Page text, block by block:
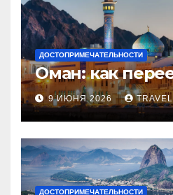
ДОСТОПРИМЕЧАТЕЛЬНОСТИ
Оман: как
9 ИЮНЯ 2026
ДОСТОПРИМЕЧАТЕЛЬНОСТИ